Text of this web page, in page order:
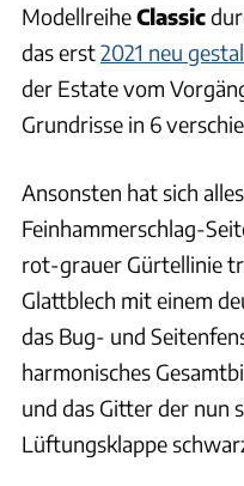
ModellreiheClassic
das erst2021 neu
der Estate vom
Grundrisse in 6
Ansonsten hat sich
Feinhammerschlag-
rot-grauer Gürtellinie
Glattblech mit einem
das Bug- und
harmonisches
und das Gitter der nun
Lüftungsklappe